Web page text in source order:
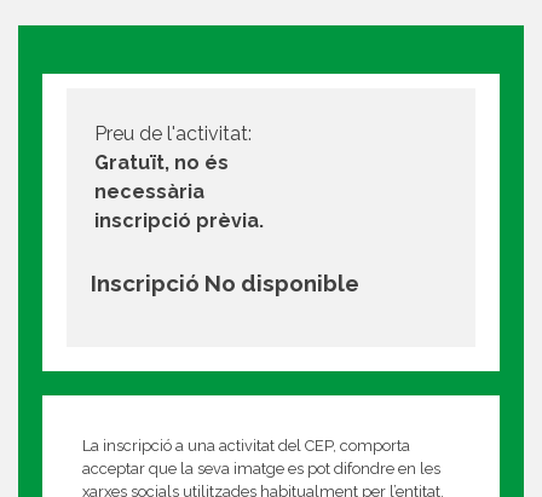
Preu de l'activitat:
Gratuït, no és
necessària
inscripció prèvia.
Inscripció No disponible
La inscripció a una activitat del CEP, comporta
acceptar que la seva imatge es pot difondre en les
xarxes socials utilitzades habitualment per l’entitat.